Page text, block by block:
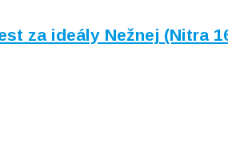
za ideály Nežnej (Nitra